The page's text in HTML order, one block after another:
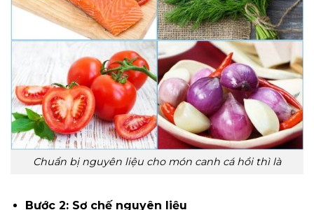
Chuẩn bị nguyên liệu cho món canh cá hồi thì là
Bước 2: Sơ chế nguyên liệu